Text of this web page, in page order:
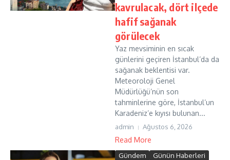
kavrulacak, dört ilçede
hafif sağanak
görülecek
Yaz mevsiminin en sıcak
günlerini geçiren İstanbul’da da
sağanak beklentisi var.
Meteoroloji Genel
Müdürlüğü’nün son
tahminlerine göre, İstanbul’un
Karadeniz’e kıyısı bulunan...
admin Ağustos 6, 2026
Read More
Gündem Günün Haberleri